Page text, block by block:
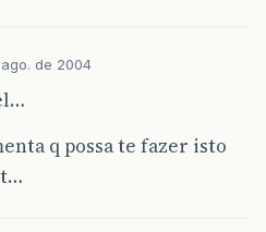
ago. de 2004
q possa te fazer isto